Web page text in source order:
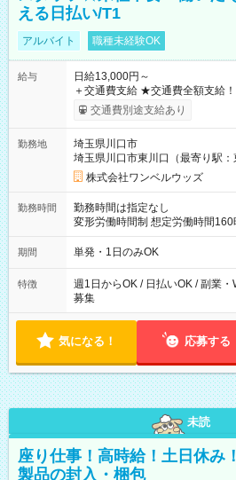
える日払い/T1
アルバイト 職種未経験OK
給与
日給13,000円～
＋交通費支給 ★交通費全額支給！ ┗案件により規定あり ★日払
いOK！（規定あり） ┗働いたそ
ンビニATMから 日払い分を引き落とせます
交通費別途支給あり
勤務地
埼玉県川口市
埼玉県川口市東川口（最寄り駅：
株式会社ワンベルウッズ
勤務時間
勤務時間は指定なし
変形労働時間制 想定労働時間160時間/月 【シフト例
～21：00
期間 単発・1日のみOK
特徴
週1日からOK / 日払いOK / 副業
募集
気になる！ 応募する
未読
座り仕事！高時給！土日休み
製品の封入・梱包